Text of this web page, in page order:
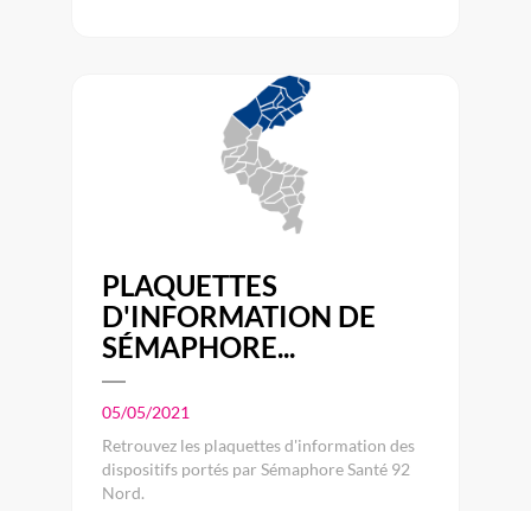
PLAQUETTES
D'INFORMATION DE
SÉMAPHORE...
05/05/2021
Retrouvez les plaquettes d'information des
dispositifs portés par Sémaphore Santé 92
Nord.